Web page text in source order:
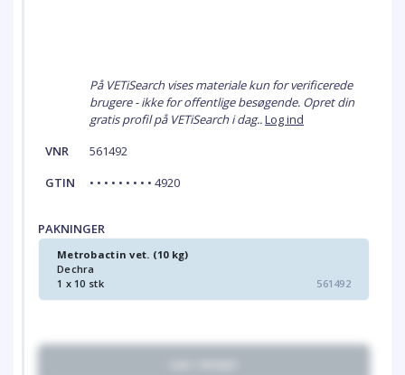
På VETiSearch vises materiale kun for verificerede
brugere - ikke for offentlige besøgende. Opret din
gratis profil på VETiSearch i dag..Log ind
VNR
561492
GTIN
• • • • • • • • • 4920
PAKNINGER
Metrobactin vet. (10 kg)
Dechra
1 x 10 stk
561492